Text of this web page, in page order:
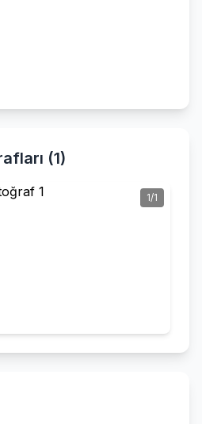
(1)
1/1